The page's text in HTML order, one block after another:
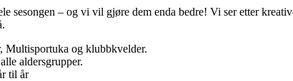
sesongen – og vi vil gjøre dem enda bedre! Vi ser etter
Multisportuka og klubbkvelder.
aldersgrupper.
til år